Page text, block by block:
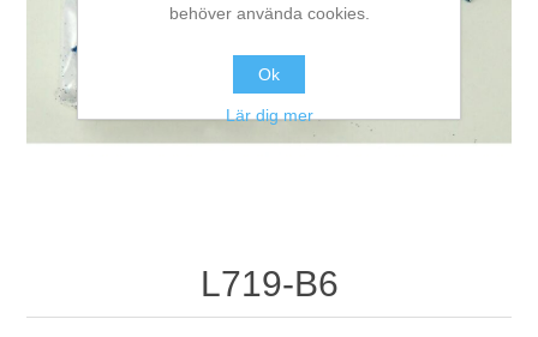
L719-B6
behöver använda cookies.
Ok
Lär dig mer